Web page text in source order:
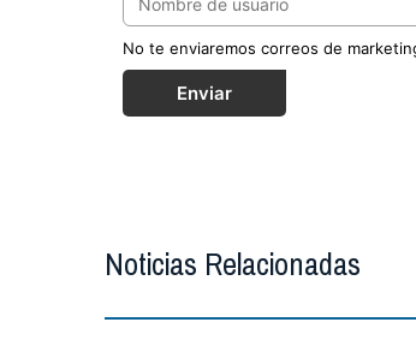
No te enviaremos correos de
Enviar
Noticias Relacionadas